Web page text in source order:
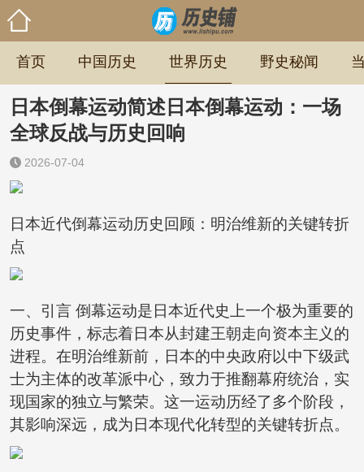
首页 中国历史 世界历史 野史秘闻
日本倒幕运动简述日本倒幕运动：一场
全球反战与历史回响
2026-07-04
日本近代倒幕运动历史回顾：明治维新的关键转折
点
一、引言 倒幕运动是日本近代史上一个极为重要的
历史事件，标志着日本从封建王朝走向资本主义的
进程。在明治维新前，日本的中央政府以中下级武
士为主体的改革派中心，致力于推翻幕府统治，实
现国家的独立与繁荣。这一运动历经了多个阶段，
其影响深远，成为日本现代化转型的关键转折点。